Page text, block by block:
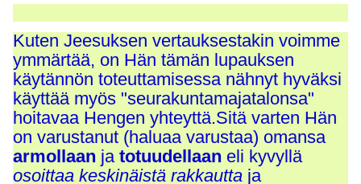
Kuten Jeesuksen vertauksestakin voimme
ymmärtää, on Hän tämän lupauksen
käytännön toteuttamisessa nähnyt hyväksi
käyttää myös "seurakuntamajatalonsa"
hoitavaa Hengen yhteyttä.Sitä varten Hän
on varustanut (haluaa varustaa) omansa
armollaan jatotuudellaan eli kyvyllä
osoittaa keskinäistä rakkautta ja